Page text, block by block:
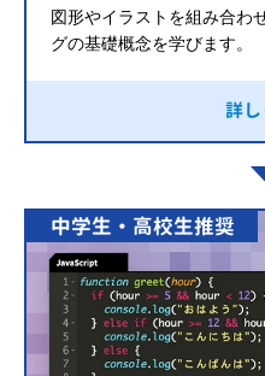
図形やイラストを組み合わ
グの基礎概念を学びます。
詳
中学生・高校生推奨